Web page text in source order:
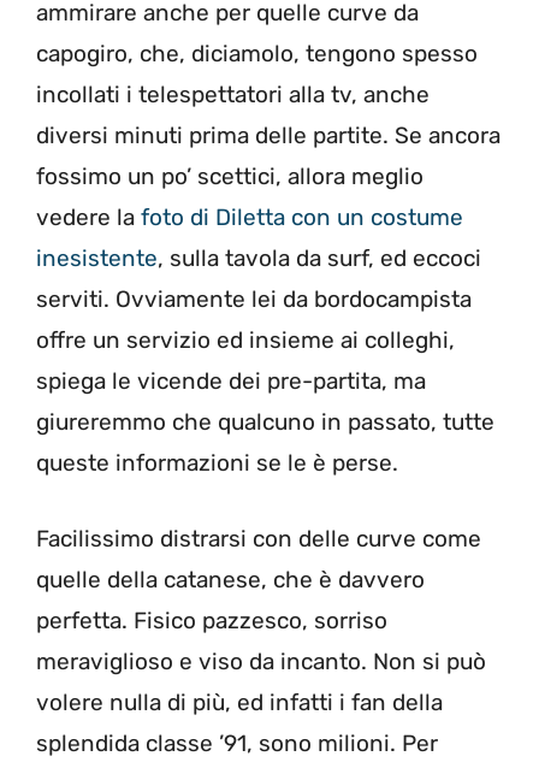
ammirare anche per quelle curve da
capogiro, che, diciamolo, tengono spesso
incollati i telespettatori alla tv, anche
diversi minuti prima delle partite. Se ancora
fossimo un po’ scettici, allora meglio
vedere la foto di Diletta con un costume
inesistente, sulla tavola da surf, ed eccoci
serviti. Ovviamente lei da bordocampista
offre un servizio ed insieme ai colleghi,
spiega le vicende dei pre-partita, ma
giureremmo che qualcuno in passato, tutte
queste informazioni se le è perse.
Facilissimo distrarsi con delle curve come
quelle della catanese, che è davvero
perfetta. Fisico pazzesco, sorriso
meraviglioso e viso da incanto. Non si può
volere nulla di più, ed infatti i fan della
splendida classe ’91, sono milioni. Per